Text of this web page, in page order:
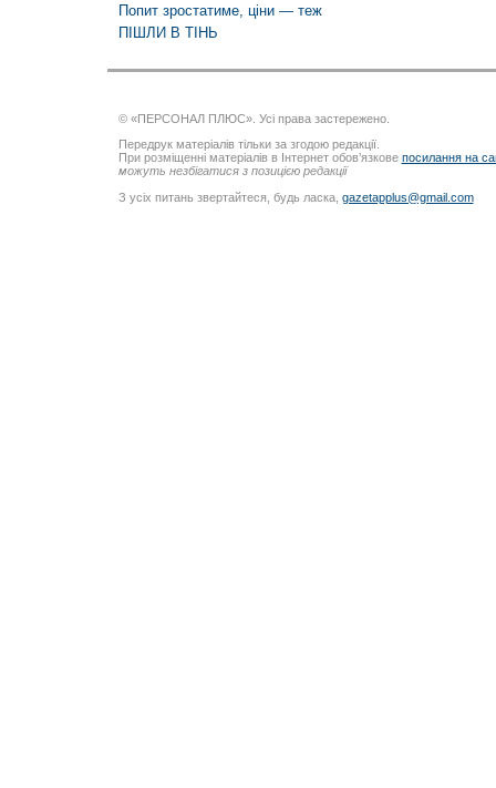
Попит зростатиме, ціни — теж
ПІШЛИ В ТІНЬ
© «ПЕРСОНАЛ ПЛЮС». Усі права застережено.
Передрук матеріалів тільки за згодою редакції.
При розміщенні матеріалів в Інтернет обов’язкове посилання на
можуть незбігатися з позицією редакції
З усіх питань звертайтеся, будь ласка, gazetapplus@gmail.com